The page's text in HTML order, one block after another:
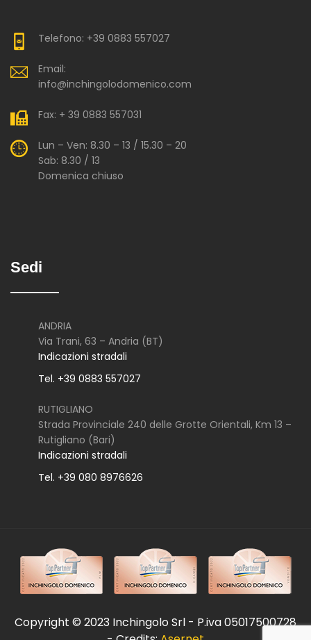
Telefono: +39 0883 557027
Email:
info@inchingolodomenico.com
Fax: + 39 0883 557031
Lun – Ven: 8.30 – 13 / 15.30 – 20
Sab: 8.30 / 13
Domenica chiuso
Sedi
ANDRIA
Via Trani, 63 – Andria (BT)
Indicazioni stradali
Tel. +39 0883 557027
RUTIGLIANO
Strada Provinciale 240 delle Grotte Orientali, Km 13 –
Rutigliano (Bari)
Indicazioni stradali
Tel. +39 080 8976626
Copyright © 2023 Inchingolo Srl - P.iva 05017500728